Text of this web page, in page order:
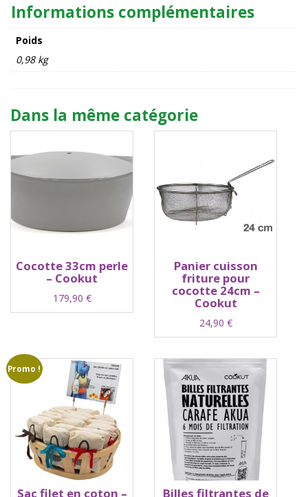
Informations complémentaires
Poids
0,98 kg
Dans la même catégorie
Cocotte 33cm perle
– Cookut
179,90 €
Panier cuisson
friture pour
cocotte 24cm –
Cookut
24,90 €
Promo !
Sac filet en coton – Billes filtrantes de